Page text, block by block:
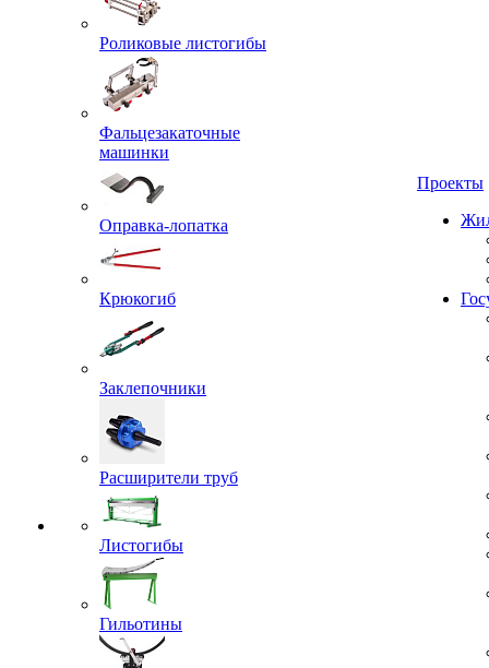
Роликовые листогибы
Фальцезакаточные
машинки
Оправка-лопатка
Крюкогиб
Заклепочники
Расширители труб
Листогибы
Гильотины
Проекты